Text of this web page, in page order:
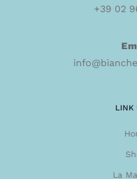
+39 02
LINK
La